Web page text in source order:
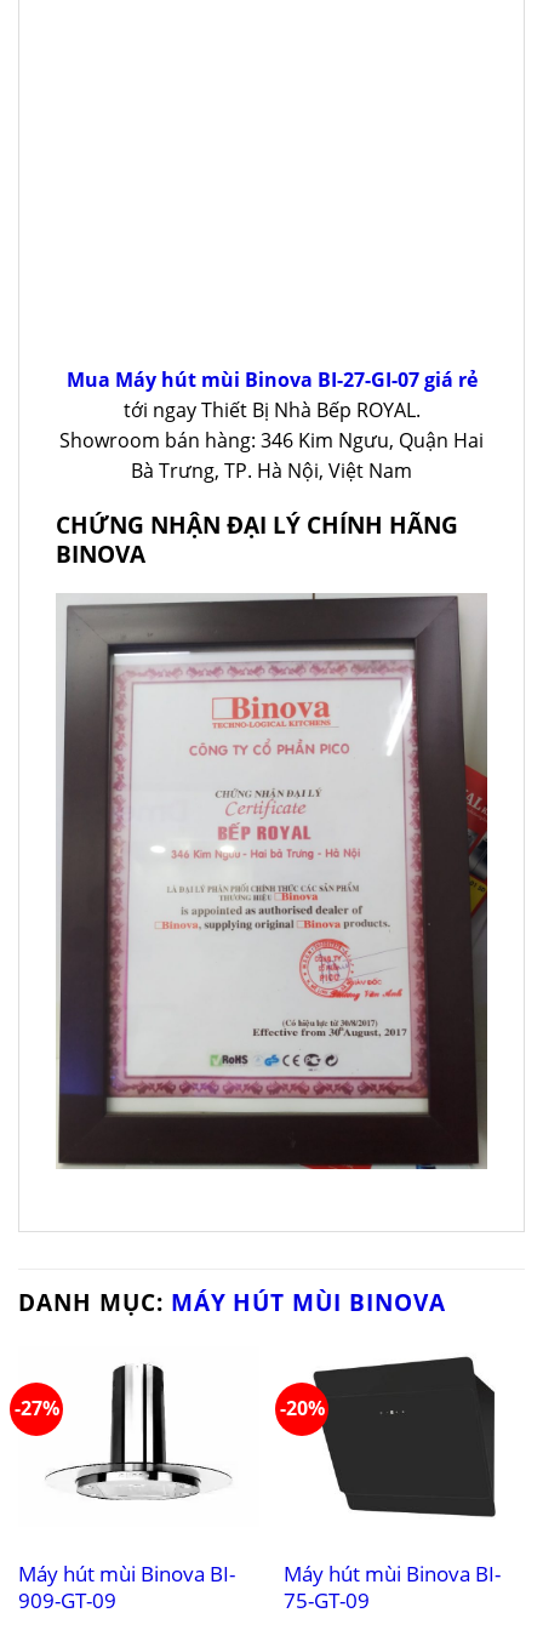
Mua Máy hút mùi Binova BI-27-GI-07 giá rẻ
tới ngay Thiết Bị Nhà Bếp ROYAL.
Showroom bán hàng: 346 Kim Ngưu, Quận Hai
Bà Trưng, TP. Hà Nội, Việt Nam
CHỨNG NHẬN ĐẠI LÝ CHÍNH HÃNG
BINOVA
DANH MỤC: MÁY HÚT MÙI BINOVA
-27%
Máy hút mùi Binova BI-
909-GT-09
-20%
Máy hút mùi Binova BI-
75-GT-09